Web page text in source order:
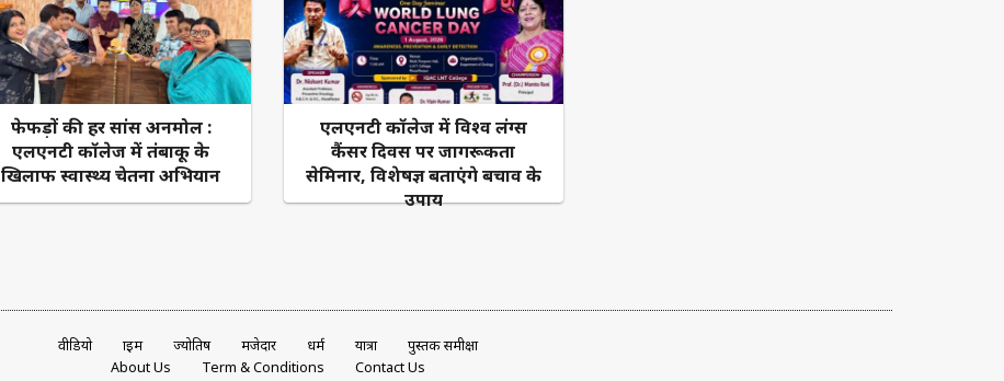
फेफड़ों की हर सांस अनमोल :
एलएनटी कॉलेज में तंबाकू के
खिलाफ स्वास्थ्य चेतना अभियान
एलएनटी कॉलेज में विश्व लंग्स
कैंसर दिवस पर जागरूकता
सेमिनार, विशेषज्ञ बताएंगे बचाव के
उपाय
वीडियो क्राइम ज्योतिष मजेदार धर्म यात्रा
पुस्तक समीक्षा
About Us
Term & Conditions Contact Us